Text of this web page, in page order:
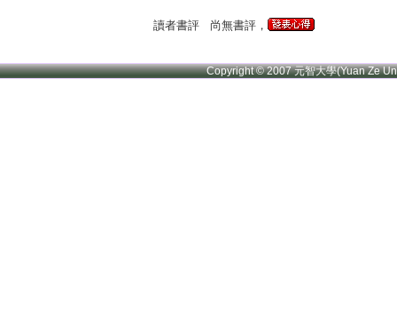
讀者書評 尚無書評，
Copyright © 2007 元智大學(Yuan Ze